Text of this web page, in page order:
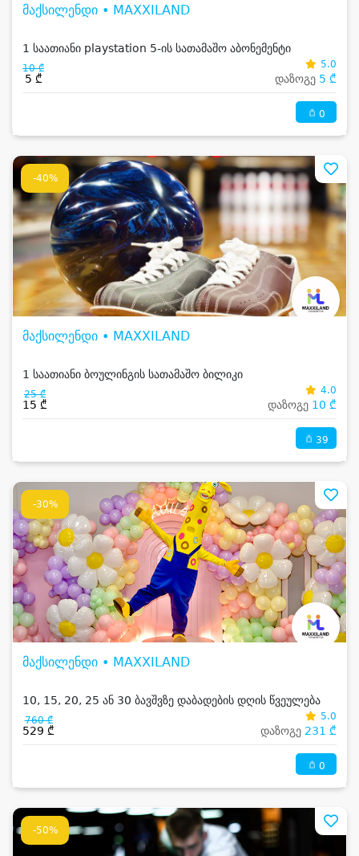
მაქსილენდი • MAXXILAND
1 საათიანი playstation 5-ის სათამაშო აბონემენტი
10 ₾
5 ₾
5.0
დაზოგე 5 ₾
0
-40%
მაქსილენდი • MAXXILAND
1 საათიანი ბოულინგის სათამაშო ბილიკი
25 ₾
15 ₾
4.0
დაზოგე 10 ₾
39
-30%
მაქსილენდი • MAXXILAND
10, 15, 20, 25 ან 30 ბავშვზე დაბადების დღის წვეულება
760 ₾
529 ₾
5.0
დაზოგე 231 ₾
0
-50%